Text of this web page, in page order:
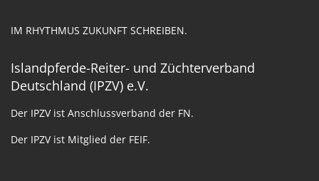
IM RHYTHMUS ZUKUNFT SCHREIBEN.
Islandpferde-Reiter- und Züchterverband
Deutschland (IPZV) e.V.
Der IPZV ist Anschlussverband der FN.
Der IPZV ist Mitglied der FEIF.